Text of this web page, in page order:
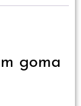
goma